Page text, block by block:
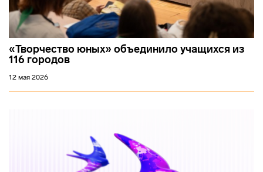
«Творчество юных» объединило учащихся из
116 городов
12 мая 2026